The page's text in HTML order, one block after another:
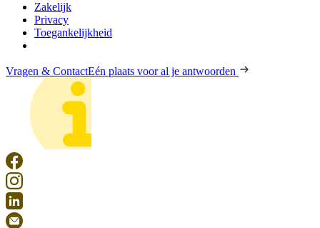
Zakelijk
Privacy
Toegankelijkheid
Vragen & ContactEén plaats voor al je antwoorden